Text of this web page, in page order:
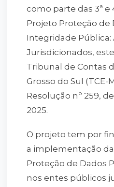
como parte das 3ª e
Projeto Proteção de
Integridade Pública:
Jurisdicionados,
Tribunal de Contas
Grosso do Sul (TCE-
Resolução nº 259,
2025.
O projeto tem por
a implementação da
Proteção de Dados
nos entes públicos